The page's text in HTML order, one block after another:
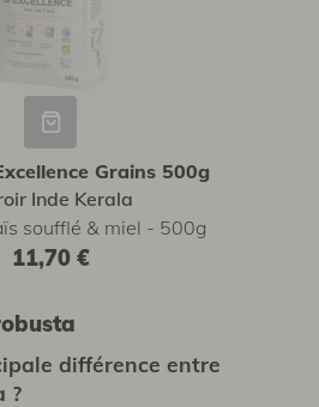
Grains 500g
Inde Kerala
soufflé & miel - 500g
11,70 €
différence entre
?